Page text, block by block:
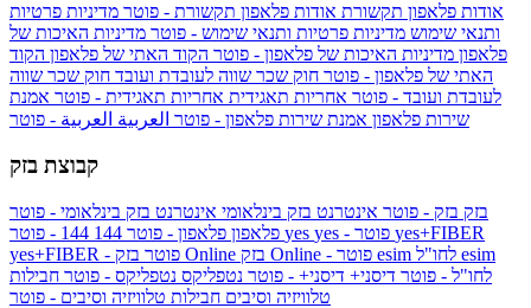
אודות פלאפון תקשורת אודות פלאפון תקשורת - פוטר מדיניות פרטיות
ותנאי שימוש מדיניות פרטיות ותנאי שימוש - פוטר מדיניות האיכות של
פלאפון מדיניות האיכות של פלאפון - פוטר הקוד האתי של פלאפון הקוד
האתי של פלאפון - פוטר חוק שכר שווה לעובדת ועובד חוק שכר שווה
לעובדת ועובד - פוטר אחריות תאגידית אחריות תאגידית - פוטר אמנת
שירות פלאפון אמנת שירות פלאפון - פוטר العربية العربية - פוטר
קבוצת בזק
בזק בזק - פוטר אינטרנט בזק בינלאומי אינטרנט בזק בינלאומי - פוטר
פלאפון פלאפון - פוטר 144 yes
yes+FIBER
yes+FIBER - פוטר בזק Online
esim
לחו"ל - פוטר דיסני+ דיסני+ - פוטר נטפליקס נטפליקס - פוטר חבילות
טלוויזיה וסיבים חבילות טלוויזיה וסיבים - פוטר